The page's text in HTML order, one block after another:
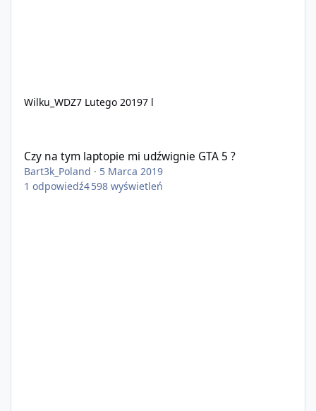
Wilku_WDZ7 Lutego 20197 l
Czy na tym laptopie mi udźwignie GTA 5 ?
Bart3k_Poland · 5 Marca 2019
1 odpowiedź4 598 wyświetleń